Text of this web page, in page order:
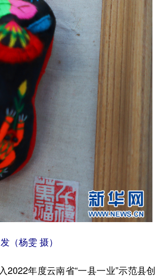
（杨雯 摄）
年度云南省“一县一业”示范县